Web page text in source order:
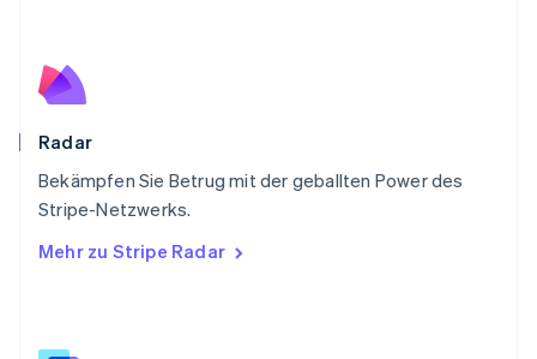
Radar
Bekämpfen Sie Betrug mit der geballten Power des
Stripe-Netzwerks.
Mehr zu Stripe Radar
Svenska
Schweiz
Singapur
English简体中文
Slowakei
Slowenien